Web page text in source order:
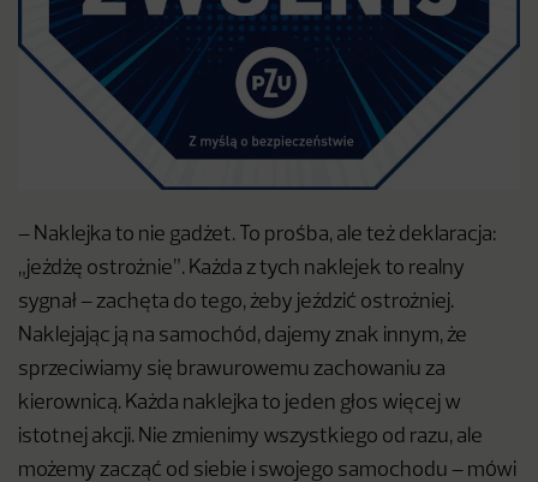
– Naklejka to nie gadżet. To prośba, ale też deklaracja:
„jeżdżę ostrożnie”. Każda z tych naklejek to realny
sygnał – zachęta do tego, żeby jeździć ostrożniej.
Naklejając ją na samochód, dajemy znak innym, że
sprzeciwiamy się brawurowemu zachowaniu za
kierownicą. Każda naklejka to jeden głos więcej w
istotnej akcji. Nie zmienimy wszystkiego od razu, ale
możemy zacząć od siebie i swojego samochodu – mówi